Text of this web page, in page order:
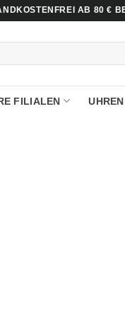
AB 80 €
FILIALEN UHREN